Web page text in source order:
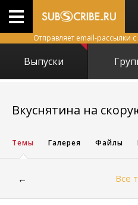
Отправляет email-рассылки
Выпуски
Вкуснятина на
Темы Галерея Файлы
← Все